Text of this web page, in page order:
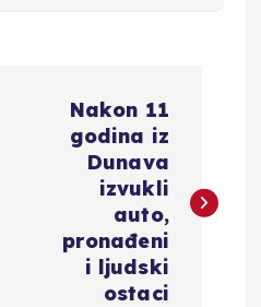
Nakon 11
godina iz
Dunava
izvukli
auto,
pronađeni
i ljudski
ostaci